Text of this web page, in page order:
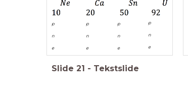
p
n
e
p
n
e
p
n
e
p
n
e
Slide 21 - Tekstslide